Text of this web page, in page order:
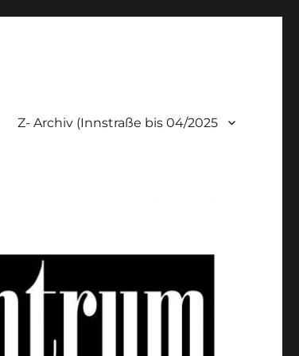
Z- Archiv (Innstraße bis 04/2025